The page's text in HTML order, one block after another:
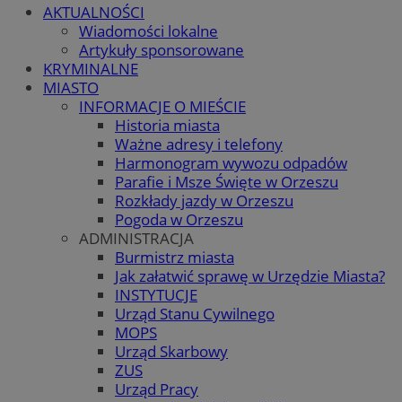
AKTUALNOŚCI
Wiadomości lokalne
Artykuły sponsorowane
KRYMINALNE
MIASTO
INFORMACJE O MIEŚCIE
Historia miasta
Ważne adresy i telefony
Harmonogram wywozu odpadów
Parafie i Msze Święte w Orzeszu
Rozkłady jazdy w Orzeszu
Pogoda w Orzeszu
ADMINISTRACJA
Burmistrz miasta
Jak załatwić sprawę w Urzędzie Miasta?
INSTYTUCJE
Urząd Stanu Cywilnego
MOPS
Urząd Skarbowy
ZUS
Urząd Pracy